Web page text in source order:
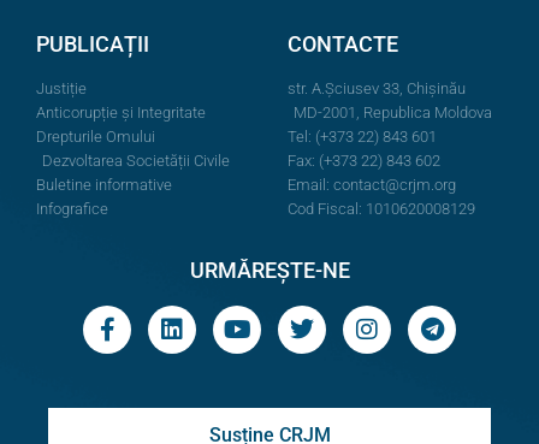
PUBLICAȚII
Justiție
Anticorupție și Integritate
Drepturile Omului
Dezvoltarea Societății Civile
Buletine informative
Infografice
CONTACTE
str. A.Şciusev 33, Chișinău
MD-2001, Republica Moldova
Tel: (+373 22) 843 601
Fax: (+373 22) 843 602
Email: contact@crjm.org
Cod Fiscal: 1010620008129
URMĂREȘTE-NE
Susține CRJM